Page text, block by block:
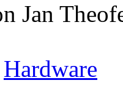
Jan
Hardware